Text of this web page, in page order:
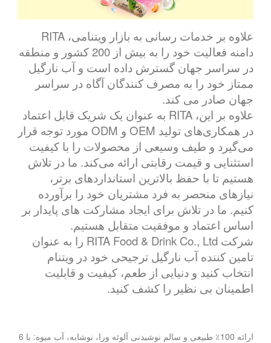
علاوه بر خدمات رسانی به بازار ویتنامی، RITA
دامنه فعالیت خود را به بیش از 200 کشور و منطقه
در سراسر جهان گسترش داده است و آب نارگیل
ممتاز خود را به مصرف کنندگان آگاه در سراسر
جهان صادر می کند.
علاوه بر این، RITA به عنوان یک شریک قابل اعتماد
در همکاری‌های تولید OEM و ODM مورد توجه قرار
می‌گیرد و طیف وسیعی از محصولات را با کیفیت
استثنایی و قیمت رقابتی ارائه می‌کند. ما در تلاش
هستیم تا با حفظ بالاترین استانداردهای برتر،
نیازهای منحصر به فرد مشتریان خود را برآورده
کنیم. ما در تلاش برای ایجاد مشارکت های پایدار بر
اساس اعتماد و موفقیت متقابل هستیم.
شرکت RITA Food & Drink Co., Ltd را به عنوان
تامین کننده آب نارگیل ترجیحی خود در ویتنام
انتخاب کنید و دنیایی از طعم، کیفیت و قابلیت
اطمینان بی نظیر را کشف کنید.
ارائه 100٪ طبیعی و سالم نوشیدنی آلوئه ورا، نوشابه، آب میوه: با 6